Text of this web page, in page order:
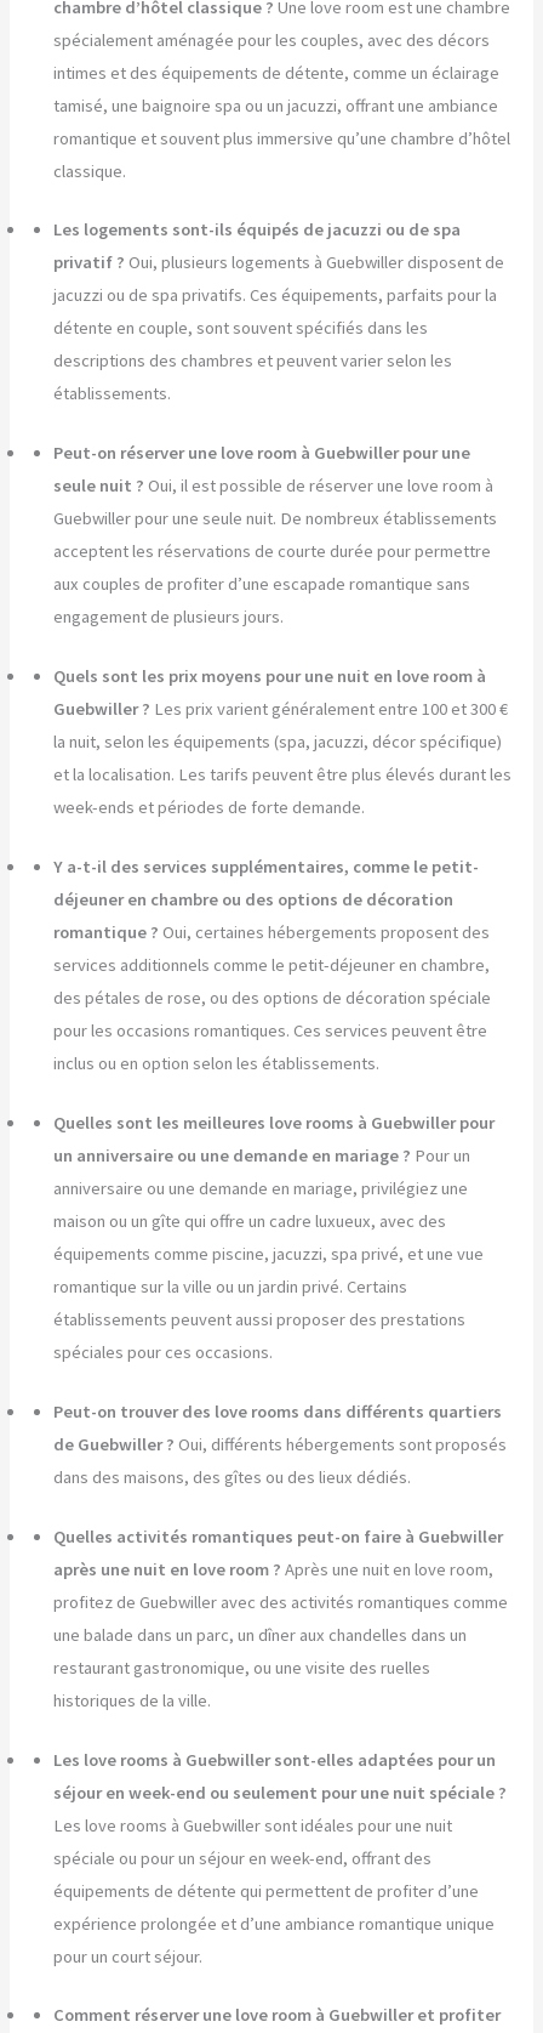
chambre d’hôtel classique ? Une love room est une chambre
spécialement aménagée pour les couples, avec des décors
intimes et des équipements de détente, comme un éclairage
tamisé, une baignoire spa ou un jacuzzi, offrant une ambiance
romantique et souvent plus immersive qu’une chambre d’hôtel
classique.
Les logements sont-ils équipés de jacuzzi ou de spa
privatif ? Oui, plusieurs logements à Guebwiller disposent de
jacuzzi ou de spa privatifs. Ces équipements, parfaits pour la
détente en couple, sont souvent spécifiés dans les
descriptions des chambres et peuvent varier selon les
établissements.
Peut-on réserver une love room à Guebwiller pour une
seule nuit ? Oui, il est possible de réserver une love room à
Guebwiller pour une seule nuit. De nombreux établissements
acceptent les réservations de courte durée pour permettre
aux couples de profiter d’une escapade romantique sans
engagement de plusieurs jours.
Quels sont les prix moyens pour une nuit en love room à
Guebwiller ? Les prix varient généralement entre 100 et 300 €
la nuit, selon les équipements (spa, jacuzzi, décor spécifique)
et la localisation. Les tarifs peuvent être plus élevés durant les
week-ends et périodes de forte demande.
Y a-t-il des services supplémentaires, comme le petit-
déjeuner en chambre ou des options de décoration
romantique ? Oui, certaines hébergements proposent des
services additionnels comme le petit-déjeuner en chambre,
des pétales de rose, ou des options de décoration spéciale
pour les occasions romantiques. Ces services peuvent être
inclus ou en option selon les établissements.
Quelles sont les meilleures love rooms à Guebwiller pour
un anniversaire ou une demande en mariage ? Pour un
anniversaire ou une demande en mariage, privilégiez une
maison ou un gîte qui offre un cadre luxueux, avec des
équipements comme piscine, jacuzzi, spa privé, et une vue
romantique sur la ville ou un jardin privé. Certains
établissements peuvent aussi proposer des prestations
spéciales pour ces occasions.
Peut-on trouver des love rooms dans différents quartiers
de Guebwiller ? Oui, différents hébergements sont proposés
dans des maisons, des gîtes ou des lieux dédiés.
Quelles activités romantiques peut-on faire à Guebwiller
après une nuit en love room ? Après une nuit en love room,
profitez de Guebwiller avec des activités romantiques comme
une balade dans un parc, un dîner aux chandelles dans un
restaurant gastronomique, ou une visite des ruelles
historiques de la ville.
Les love rooms à Guebwiller sont-elles adaptées pour un
séjour en week-end ou seulement pour une nuit spéciale ?
Les love rooms à Guebwiller sont idéales pour une nuit
spéciale ou pour un séjour en week-end, offrant des
équipements de détente qui permettent de profiter d’une
expérience prolongée et d’une ambiance romantique unique
pour un court séjour.
Comment réserver une love room à Guebwiller et profiter